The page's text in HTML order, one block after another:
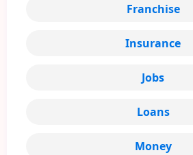
Franchise
Insurance
Jobs
Loans
Money